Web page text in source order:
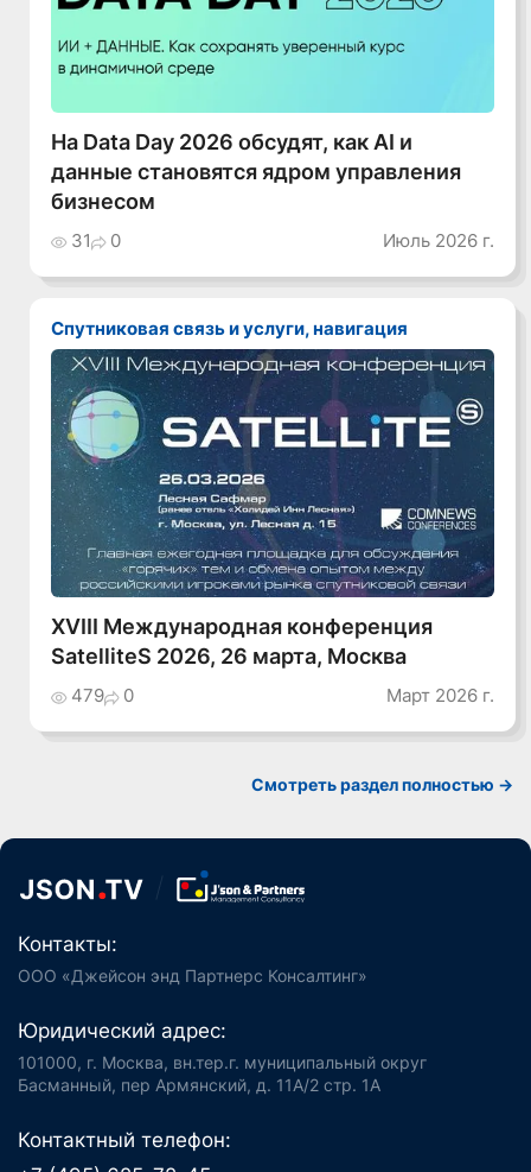
На Data Day 2026 обсудят, как AI и
данные становятся ядром управления
бизнесом
31 0 Июль 2026 г.
Спутниковая связь и услуги, навигация
XVIII Международная конференция
SatelliteS 2026, 26 марта, Москва
479 0 Март 2026 г.
Cмотреть раздел полностью ->
Контакты:
ООО «Джейсон энд Партнерс Консалтинг»
Юридический адрес:
101000, г. Москва, вн.тер.г. муниципальный округ
Басманный, пер Армянский, д. 11А/2 стр. 1А
Контактный телефон: